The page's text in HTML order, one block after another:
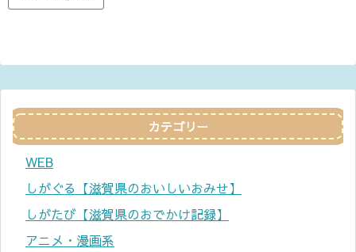
カテゴリー
WEB
しがぐる【滋賀県のおいしいおみせ】
しがたび【滋賀県のおでかけ記録】
アニメ・漫画系